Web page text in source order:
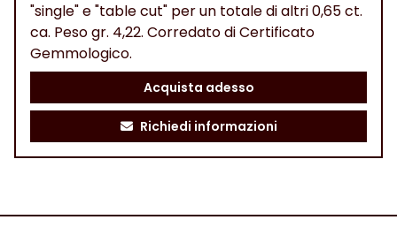
"single" e "table cut" per un totale di altri 0,65 ct.
ca. Peso gr. 4,22. Corredato di Certificato
Gemmologico.
Acquista adesso
Richiedi informazioni